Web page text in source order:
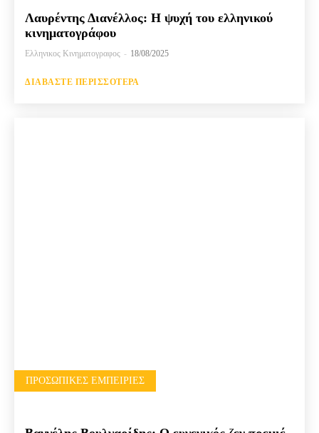
Λαυρέντης Διανέλλος: Η ψυχή του ελληνικού
κινηματογράφου
Ελληνικος Κινηματογραφος - 18/08/2025
ΔΙΑΒΆΣΤΕ ΠΕΡΙΣΣΌΤΕΡΑ
ΠΡΟΣΩΠΙΚΈΣ ΕΜΠΕΙΡΊΕΣ